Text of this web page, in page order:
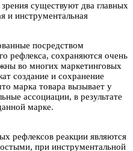
существуют два главных
и инструментальная
посредством
рефлекса, сохраняются очень
во многих маркетинговых
создание и сохранение
марка товара вызывает у
ассоциации, в результате
марке.
рефлексов реакции являются
при инструментальной